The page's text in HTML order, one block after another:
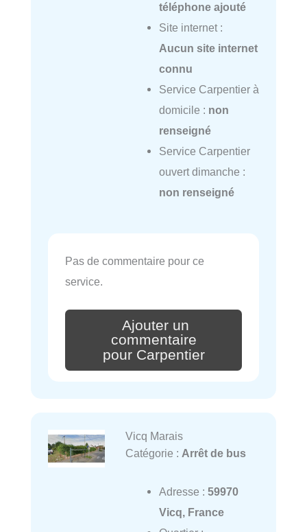
téléphone ajouté
Site internet :
Aucun site internet
connu
Service Carpentier à
domicile : non
renseigné
Service Carpentier
ouvert dimanche :
non renseigné
Pas de commentaire pour ce
service.
Ajouter un
commentaire
pour Carpentier
Vicq Marais
Catégorie : Arrêt de bus
Adresse : 59970
Vicq, France